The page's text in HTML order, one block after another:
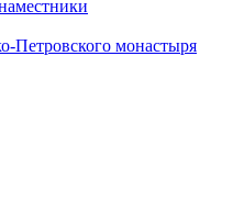
Петровского монастыря